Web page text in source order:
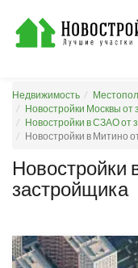
Недвижимость
Новостройки Москвы от
Новостройки в СЗАО от
Новостройки в Митино
Новостройки
застройщика